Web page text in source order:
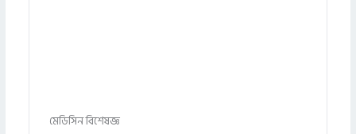
মেডিসিন বিশেষজ্ঞ